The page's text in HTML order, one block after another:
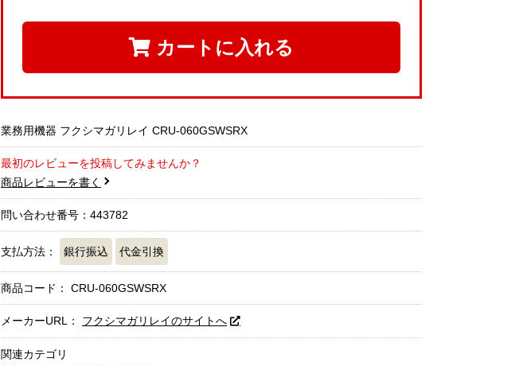
カートに入れる
業務用機器 フクシマガリレイ CRU-060GSWSRX
最初のレビューを投稿してみませんか？
商品レビューを書く
問い合わせ番号：443782
支払方法： 銀行振込 代金引換
商品コード： CRU-060GSWSRX
メーカーURL： フクシマガリレイのサイトへ
関連カテゴリ